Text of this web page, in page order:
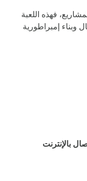
فهذه اللعبة
وبناء إمبراطورية
بالإنترنت